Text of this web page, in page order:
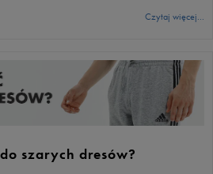
Czytaj więcej...
szarych dresów?